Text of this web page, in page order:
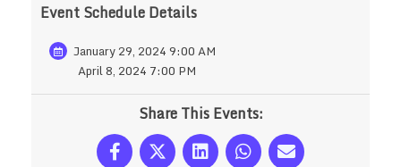
Event Schedule Details
January 29, 2024 9:00 AM
April 8, 2024 7:00 PM
Share This Events: